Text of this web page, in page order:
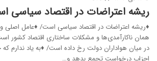
ریشه اعتراضات در اقتصاد سیاسی
♦ریشه اعتراضات در اقتصاد سیاسی است/ ♦عامل اصلی و
همان ناکارآمدی‌ها و مشکلات ساختاری اقتصاد
در میان هواداران دولت رخ داده است/ ♦به یاد ندارم